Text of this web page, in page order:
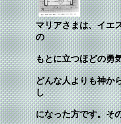
マリアさまは、イエ
の
もとに立つほどの勇
どんな人よりも神か
し
になった方です。そ